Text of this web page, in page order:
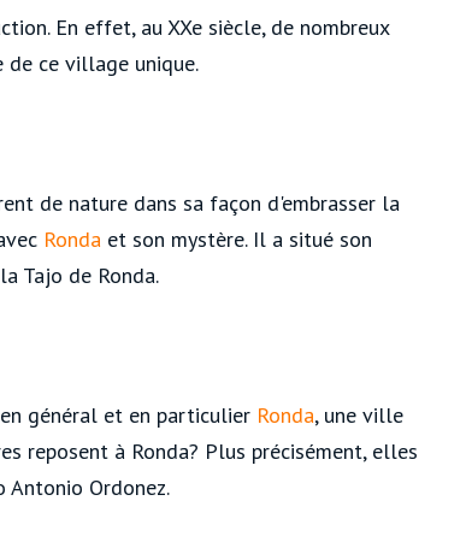
En effet, au XXe siècle, de nombreux
ce village unique.
de nature dans sa façon d'embrasser la
Ronda et son mystère. Il a situé son
Tajo de Ronda.
général et en particulier Ronda, une ville
reposent à Ronda? Plus précisément, elles
Ordonez.